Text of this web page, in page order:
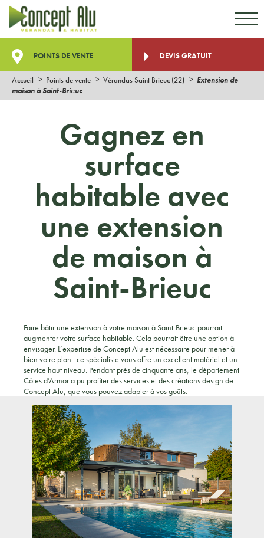
POINTS DE VENTE DEVIS GRATUIT
Accueil Points de vente Vérandas Saint Brieuc (22)
Extension de
maison à Saint-Brieuc
Gagnez en
surface
habitable avec
une extension
de maison à
Saint-Brieuc
Faire bâtir une extension à votre maison à Saint-Brieuc pourrait
augmenter votre surface habitable. Cela pourrait être une option à
envisager. L’expertise de Concept Alu est nécessaire pour mener à
bien votre plan : ce spécialiste vous offre un excellent matériel et un
service haut niveau. Pendant près de cinquante ans, le département
Côtes d’Armor a pu profiter des services et des créations design de
Concept Alu, que vous pouvez adapter à vos goûts.